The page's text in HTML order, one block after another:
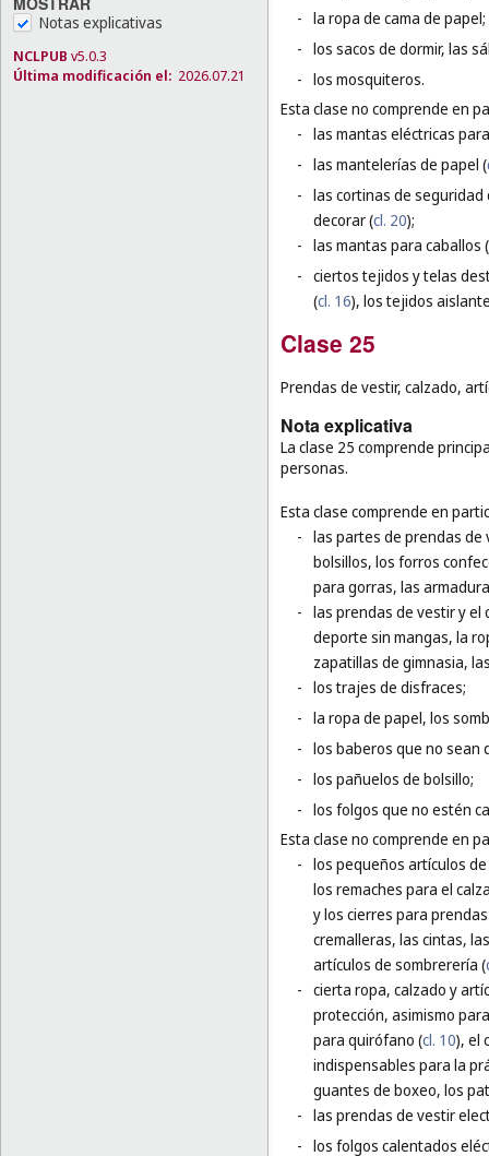
Notas explicativas
NCLPUB v5.0.3
Última modificación el: 2026.07.21
- la ropa de cama de papel;
- los sacos de dormir, las
- los mosquiteros.
Esta clase no comprende en
- las mantas eléctricas
- las mantelerías de papel (
- las cortinas de seguridad
decorar (cl. 20);
- las mantas para caballos (
- ciertos tejidos y telas
(cl. 16), los tejidos
Clase 25
Prendas de vestir, calzado,
Nota explicativa
La clase 25 comprende
personas.
Esta clase comprende en
- las partes de prendas de
bolsillos, los forros
para gorras, las
- las prendas de vestir y el
deporte sin mangas, la
zapatillas de gimnasia,
- los trajes de disfraces;
- la ropa de papel, los
- los baberos que no sean
- los pañuelos de bolsillo;
- los folgos que no estén
Esta clase no comprende en
- los pequeños artículos
los remaches para el
y los cierres para
cremalleras, las cintas,
artículos de sombrerería (
- cierta ropa, calzado y
protección, asimismo
para quirófano (cl. 10), el
indispensables para la
guantes de boxeo, los
- las prendas de vestir
- los folgos calentados